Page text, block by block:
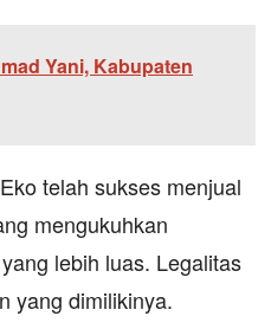
Yani, Kabupaten
telah sukses menjual
mengukuhkan
lebih luas. Legalitas
yang dimilikinya.